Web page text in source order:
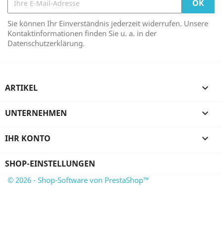
Sie können Ihr Einverständnis jederzeit widerrufen. Unsere
Kontaktinformationen finden Sie u. a. in der
Datenschutzerklärung.
ARTIKEL 
UNTERNEHMEN 
IHR KONTO 
SHOP-EINSTELLUNGEN
© 2026 - Shop-Software von PrestaShop™